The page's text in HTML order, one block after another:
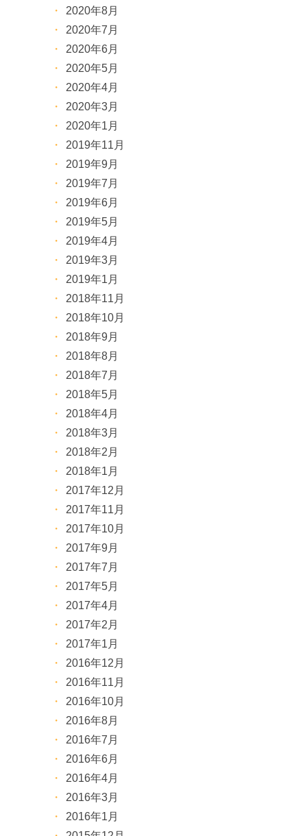
2020年8月
2020年7月
2020年6月
2020年5月
2020年4月
2020年3月
2020年1月
2019年11月
2019年9月
2019年7月
2019年6月
2019年5月
2019年4月
2019年3月
2019年1月
2018年11月
2018年10月
2018年9月
2018年8月
2018年7月
2018年5月
2018年4月
2018年3月
2018年2月
2018年1月
2017年12月
2017年11月
2017年10月
2017年9月
2017年7月
2017年5月
2017年4月
2017年2月
2017年1月
2016年12月
2016年11月
2016年10月
2016年8月
2016年7月
2016年6月
2016年4月
2016年3月
2016年1月